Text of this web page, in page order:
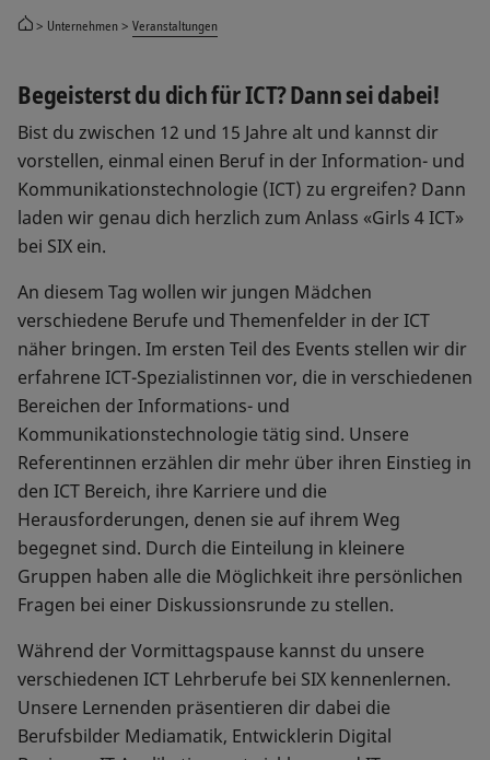
Unternehmen Veranstaltungen
Begeisterst du dich für ICT? Dann sei dabei!
Bist du zwischen 12 und 15 Jahre alt und kannst dir
vorstellen, einmal einen Beruf in der Information- und
Kommunikationstechnologie (ICT) zu ergreifen? Dann
laden wir genau dich herzlich zum Anlass «Girls 4 ICT»
bei SIX ein.
An diesem Tag wollen wir jungen Mädchen
verschiedene Berufe und Themenfelder in der ICT
näher bringen. Im ersten Teil des Events stellen wir dir
erfahrene ICT-Spezialistinnen vor, die in verschiedenen
Bereichen der Informations- und
Kommunikationstechnologie tätig sind. Unsere
Referentinnen erzählen dir mehr über ihren Einstieg in
den ICT Bereich, ihre Karriere und die
Herausforderungen, denen sie auf ihrem Weg
begegnet sind. Durch die Einteilung in kleinere
Gruppen haben alle die Möglichkeit ihre persönlichen
Fragen bei einer Diskussionsrunde zu stellen.
Während der Vormittagspause kannst du unsere
verschiedenen ICT Lehrberufe bei SIX kennenlernen.
Unsere Lernenden präsentieren dir dabei die
Berufsbilder Mediamatik, Entwicklerin Digital